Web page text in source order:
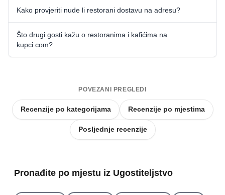
Kako provjeriti nude li restorani dostavu na adresu?
Što drugi gosti kažu o restoranima i kafićima na
kupci.com?
POVEZANI PREGLEDI
Recenzije po kategorijama Recenzije po mjestima
Posljednje recenzije
Pronađite po mjestu iz Ugostiteljstvo